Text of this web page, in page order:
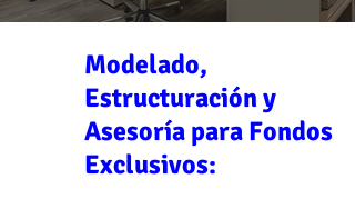
Modelado,
Estructuración y
Asesoría para Fondos
Exclusivos: